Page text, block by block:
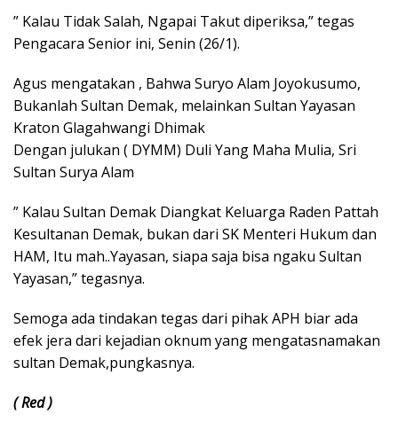
” Kalau Tidak Salah, Ngapai Takut diperiksa,” tegas
Pengacara Senior ini, Senin (26/1).
Agus mengatakan , Bahwa Suryo Alam Joyokusumo,
Bukanlah Sultan Demak, melainkan Sultan Yayasan
Kraton Glagahwangi Dhimak
Dengan julukan ( DYMM) Duli Yang Maha Mulia, Sri
Sultan Surya Alam
” Kalau Sultan Demak Diangkat Keluarga Raden Pattah
Kesultanan Demak, bukan dari SK Menteri Hukum dan
HAM, Itu mah..Yayasan, siapa saja bisa ngaku Sultan
Yayasan,” tegasnya.
Semoga ada tindakan tegas dari pihak APH biar ada
efek jera dari kejadian oknum yang mengatasnamakan
sultan Demak,pungkasnya.
( Red )